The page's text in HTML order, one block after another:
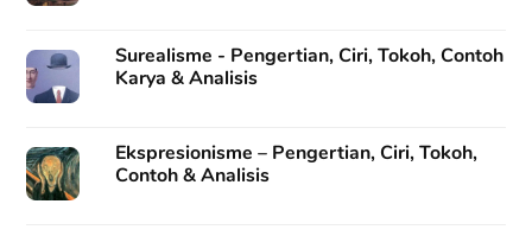
Surealisme - Pengertian, Ciri, Tokoh, Contoh
Karya & Analisis
Ekspresionisme – Pengertian, Ciri, Tokoh,
Contoh & Analisis